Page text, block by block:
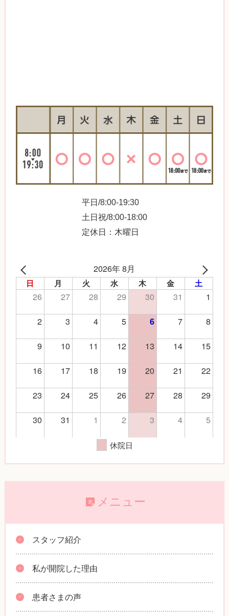
平日/8:00-19:30
土日祝/8:00-18:00
定休日：木曜日
2026年 8月
日 月 火 水 木 金 土
26 27 28 29 30 31
1
2
3 4 5 6 7
8
9
10 11 12 13 14
15
16
17 18 19 20 21
22
23
24 25 26 27 28
29
30
31 1 2 3 4 5
休院日
メニュー
スタッフ紹介
私が開院した理由
患者さまの声